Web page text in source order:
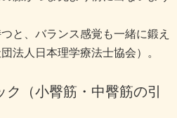
と、バランス感覚も一緒に鍛え
法人日本理学療法士協会）。
（小臀筋・中臀筋の引